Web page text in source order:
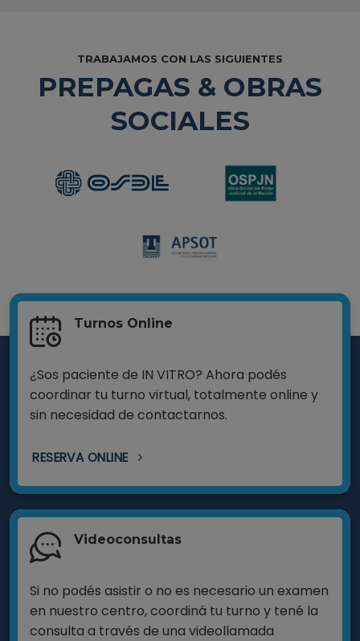
TRABAJAMOS CON LAS SIGUIENTES
PREPAGAS & OBRAS
SOCIALES
Turnos Online
¿Sos paciente de IN VITRO? Ahora podés
coordinar tu turno virtual, totalmente online y
sin necesidad de contactarnos.
RESERVA ONLINE
Videoconsultas
Si no podés asistir o no es necesario un examen
en nuestro centro, coordiná tu turno y tené la
consulta a través de una videollamada